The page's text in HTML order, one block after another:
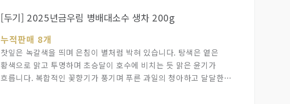
[두기] 2025년금우림 병배대소수 생차 200g
누적판매 8개
찻잎은 녹갈색을 띄며 은침이 별처럼 박혀 있습니다. 탕색은 옅은
황색으로 맑고 투명하며 초승달이 호수에 비치는 듯 맑은 윤기가
흐릅니다. 복합적인 꽃향기가 풍기며 푸른 과일의 청아하고 달달한